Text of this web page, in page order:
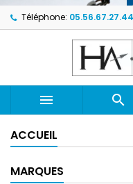
Téléphone: 05.56.67.27.44
 
ACCUEIL
MARQUES